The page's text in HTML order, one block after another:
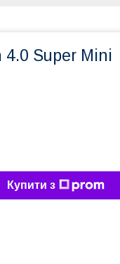
Super Mini
Купити з